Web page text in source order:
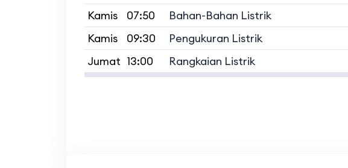
Kamis
07:50
Bahan-Bahan Listrik
Kamis
09:30
Pengukuran Listrik
Jumat 13:00 Rangkaian Listrik